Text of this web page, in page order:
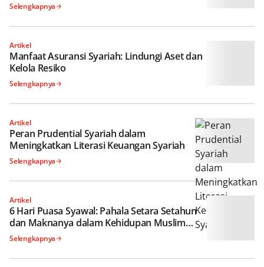
Selengkapnya
Artikel
Manfaat Asuransi Syariah: Lindungi Aset
dan Kelola Resiko
Selengkapnya
Artikel
Peran Prudential Syariah dalam
Meningkatkan Literasi Keuangan Syariah
Selengkapnya
Artikel
6 Hari Puasa Syawal: Pahala Setara
Setahun dan Maknanya dalam Kehidupan
Muslim Modern
Selengkapnya